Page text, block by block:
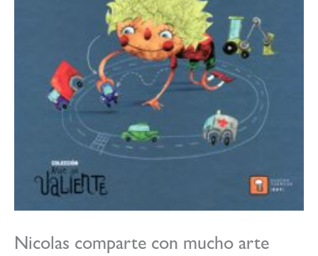
Nicolas comparte con mucho arte